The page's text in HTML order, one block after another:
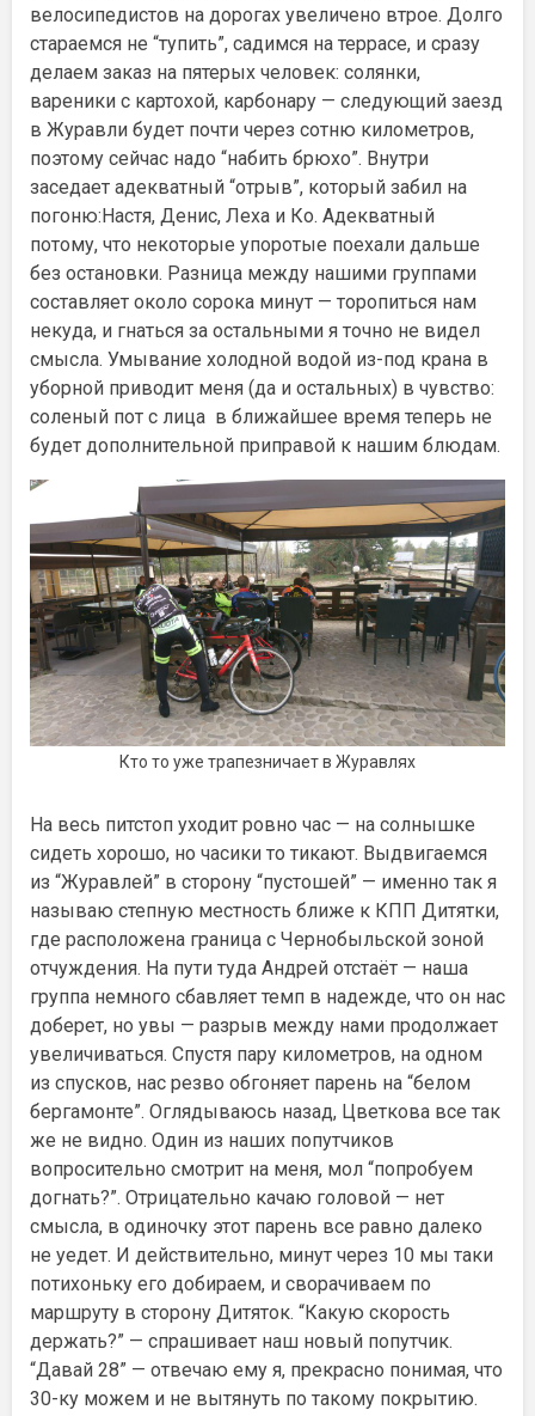
велосипедистов на дорогах увеличено втрое. Долго
стараемся не “тупить”, садимся на террасе, и сразу
делаем заказ на пятерых человек: солянки,
вареники с картохой, карбонару — следующий заезд
в Журавли будет почти через сотню километров,
поэтому сейчас надо “набить брюхо”. Внутри
заседает адекватный “отрыв”, который забил на
погоню:Настя, Денис, Леха и Ко. Адекватный
потому, что некоторые упоротые поехали дальше
без остановки. Разница между нашими группами
составляет около сорока минут — торопиться нам
некуда, и гнаться за остальными я точно не видел
смысла. Умывание холодной водой из-под крана в
уборной приводит меня (да и остальных) в чувство:
соленый пот с лица в ближайшее время теперь не
будет дополнительной приправой к нашим блюдам.
Кто то уже трапезничает в Журавлях
На весь питстоп уходит ровно час — на солнышке
сидеть хорошо, но часики то тикают. Выдвигаемся
из “Журавлей” в сторону “пустошей” — именно так я
называю степную местность ближе к КПП Дитятки,
где расположена граница с Чернобыльской зоной
отчуждения. На пути туда Андрей отстаёт — наша
группа немного сбавляет темп в надежде, что он нас
доберет, но увы — разрыв между нами продолжает
увеличиваться. Спустя пару километров, на одном
из спусков, нас резво обгоняет парень на “белом
бергамонте”. Оглядываюсь назад, Цветкова все так
же не видно. Один из наших попутчиков
вопросительно смотрит на меня, мол “попробуем
догнать?”. Отрицательно качаю головой — нет
смысла, в одиночку этот парень все равно далеко
не уедет. И действительно, минут через 10 мы таки
потихоньку его добираем, и сворачиваем по
маршруту в сторону Дитяток. “Какую скорость
держать?” — спрашивает наш новый попутчик.
“Давай 28” — отвечаю ему я, прекрасно понимая, что
30-ку можем и не вытянуть по такому покрытию.